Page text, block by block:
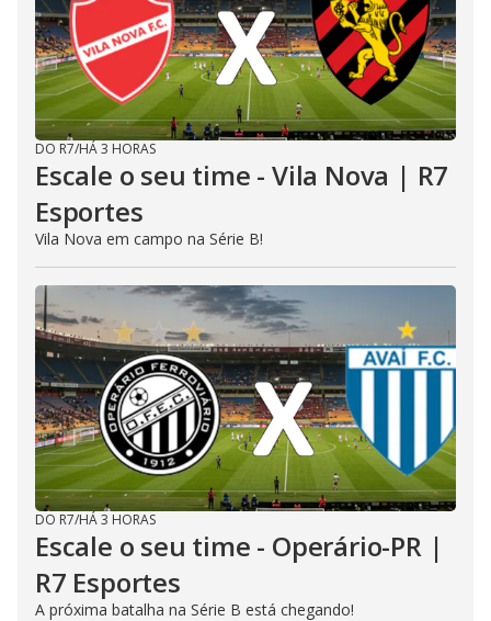
DO R7/HÁ 3 HORAS
Escale o seu time - Vila Nova | R7
Esportes
Vila Nova em campo na Série B!
DO R7/HÁ 3 HORAS
Escale o seu time - Operário-PR |
R7 Esportes
A próxima batalha na Série B está chegando!